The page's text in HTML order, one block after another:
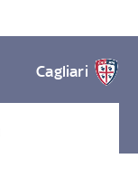
Cagliari